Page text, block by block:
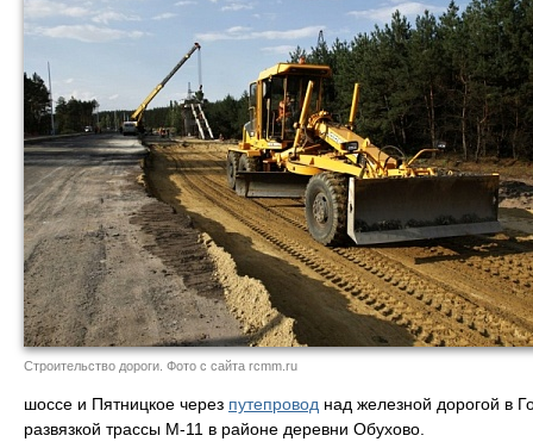
Строительство дороги. Фото с сайта rcmm.ru
шоссе и Пятницкое через путепровод над железной дорогой в
развязкой трассы М-11 в районе деревни Обухово.